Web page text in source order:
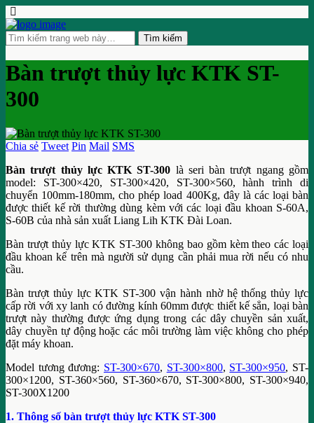
Bàn trượt thủy lực KTK ST-
300
Chia sẻ Tweet Pin Mail SMS
Bàn trượt thủy lực KTK ST-300 là seri bàn trượt ngang gồm
model: ST-300×420, ST-300×420, ST-300×560, hành trình di
chuyển 100mm-180mm, cho phép load 400Kg, đây là các loại bàn
được thiết kế rời thường dùng kèm với các loại đầu khoan S-60A,
S-60B của nhà sản xuất Liang Lih KTK Đài Loan.
Bàn trượt thủy lực KTK ST-300 không bao gồm kèm theo các loại
đầu khoan kể trên mà người sử dụng cần phải mua rời nếu có nhu
cầu.
Bàn trượt thủy lực KTK ST-300 vận hành nhờ hệ thống thủy lực
cấp rời với xy lanh có đường kính 60mm được thiết kế sẳn, loại bàn
trượt này thường được ứng dụng trong các dây chuyền sản xuất,
dây chuyền tự động hoặc các môi trường làm việc không cho phép
đặt máy khoan.
Model tương đương: ST-300×670, ST-300×800, ST-300×950, ST-
300×1200, ST-360×560, ST-360×670, ST-300×800, ST-300×940,
ST-300X1200
1. Thông số bàn trượt thủy lực KTK ST-300